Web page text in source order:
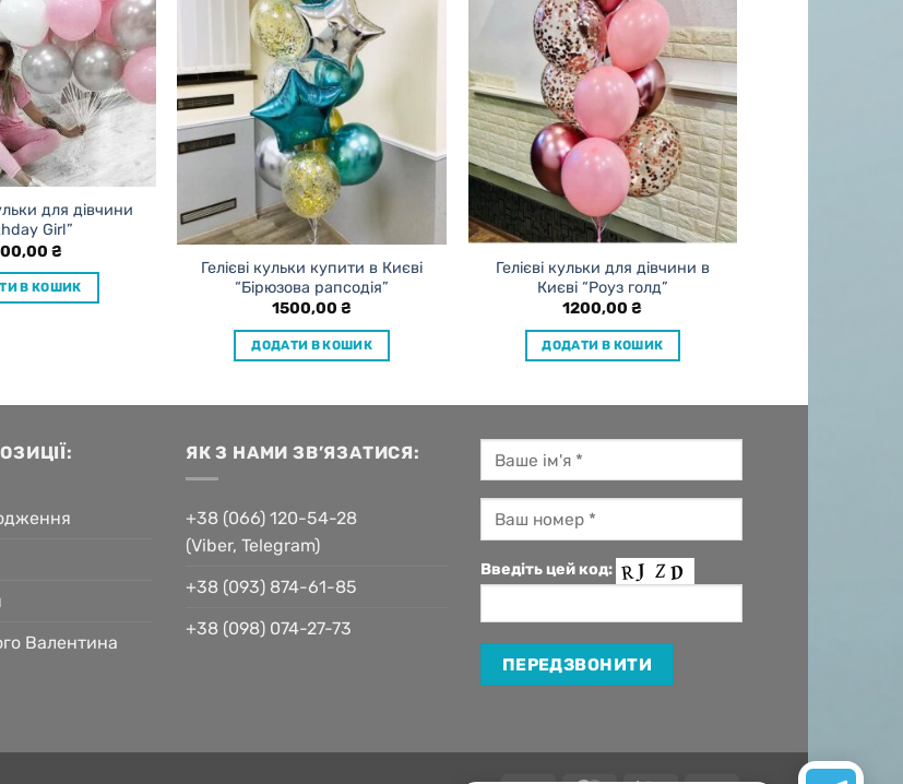
для дівчини
Girl”
₴
В КОШИК
Гелієві кульки купити в Києві
“Бірюзова рапсодія”
1500,00₴
ДОДАТИ В КОШИК
Гелієві кульки для дівчини в
Києві “Роуз голд”
1200,00₴
ДОДАТИ В КОШИК
Валентина
ЯК З НАМИ ЗВ’ЯЗАТИСЯ:
+38 (066) 120-54-28
(Viber, Telegram)
+38 (093) 874-61-85
+38 (098) 074-27-73
Введіть цей код: